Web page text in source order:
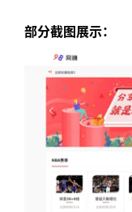
部分截图展示：